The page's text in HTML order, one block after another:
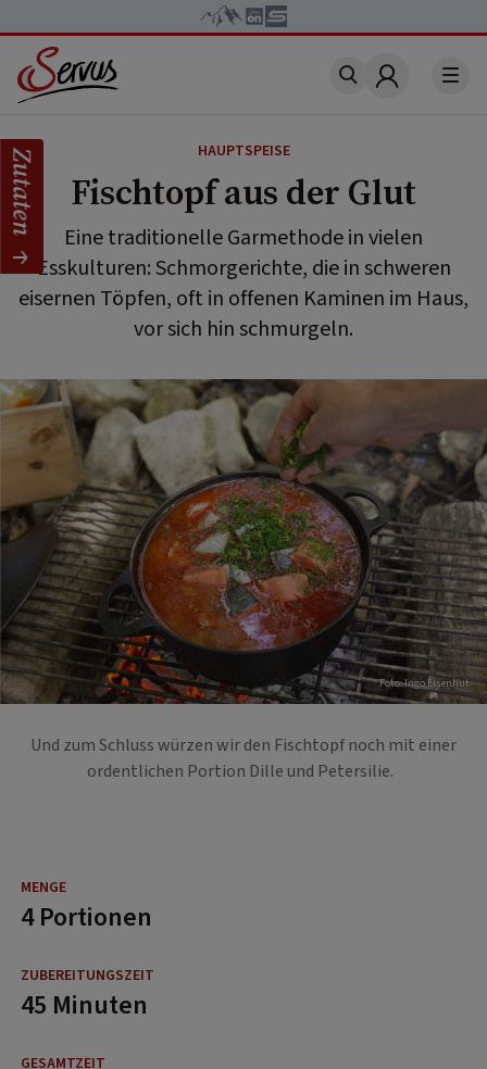
Account
HAUPTSPEISE
Fischtopf aus der Glut
Eine traditionelle Garmethode in vielen
Esskulturen: Schmorgerichte, die in schweren
eisernen Töpfen, oft in offenen Kaminen im Haus,
vor sich hin schmurgeln.
Foto: Ingo Eisenhut
Und zum Schluss würzen wir den Fischtopf noch mit einer
ordentlichen Portion Dille und Petersilie.
4 Portionen
45 Minuten
Zutaten